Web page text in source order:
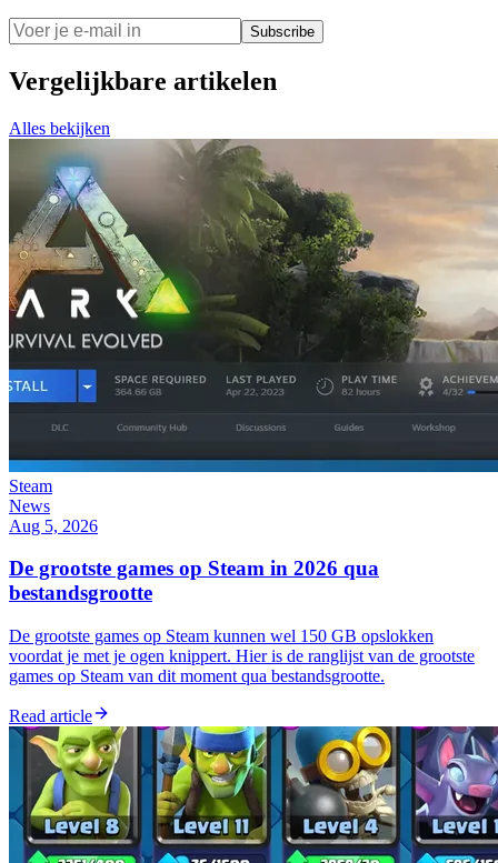
Subscribe
Vergelijkbare artikelen
Alles bekijken
Steam
News
Aug 5, 2026
De grootste games op Steam in 2026 qua
bestandsgrootte
De grootste games op Steam kunnen wel 150 GB opslokken
voordat je met je ogen knippert. Hier is de ranglijst van de grootste
games op Steam van dit moment qua bestandsgrootte.
Read article